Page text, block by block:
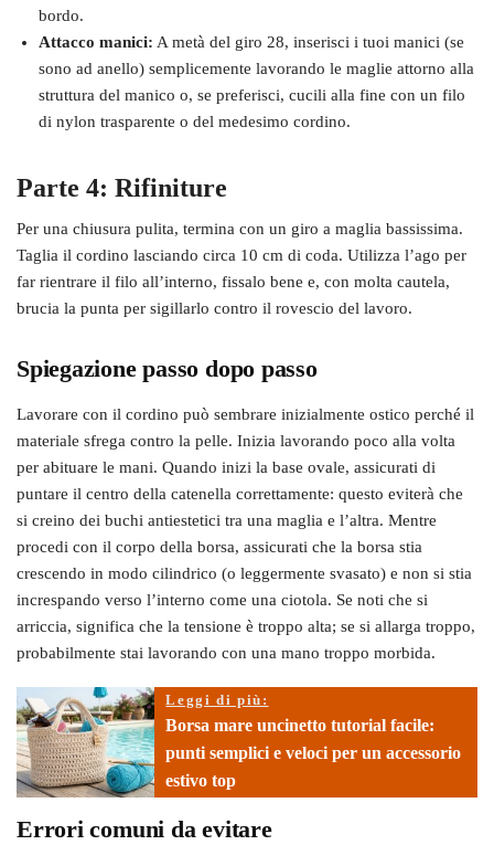
bordo.
Attacco manici: A metà del giro 28, inserisci i tuoi manici (se
sono ad anello) semplicemente lavorando le maglie attorno alla
struttura del manico o, se preferisci, cucili alla fine con un filo
di nylon trasparente o del medesimo cordino.
Parte 4: Rifiniture
Per una chiusura pulita, termina con un giro a maglia bassissima.
Taglia il cordino lasciando circa 10 cm di coda. Utilizza l’ago per
far rientrare il filo all’interno, fissalo bene e, con molta cautela,
brucia la punta per sigillarlo contro il rovescio del lavoro.
Spiegazione passo dopo passo
Lavorare con il cordino può sembrare inizialmente ostico perché il
materiale sfrega contro la pelle. Inizia lavorando poco alla volta
per abituare le mani. Quando inizi la base ovale, assicurati di
puntare il centro della catenella correttamente: questo eviterà che
si creino dei buchi antiestetici tra una maglia e l’altra. Mentre
procedi con il corpo della borsa, assicurati che la borsa stia
crescendo in modo cilindrico (o leggermente svasato) e non si stia
increspando verso l’interno come una ciotola. Se noti che si
arriccia, significa che la tensione è troppo alta; se si allarga troppo,
probabilmente stai lavorando con una mano troppo morbida.
Leggi di più:
Borsa mare uncinetto tutorial facile:
punti semplici e veloci per un accessorio
estivo top
Errori comuni da evitare